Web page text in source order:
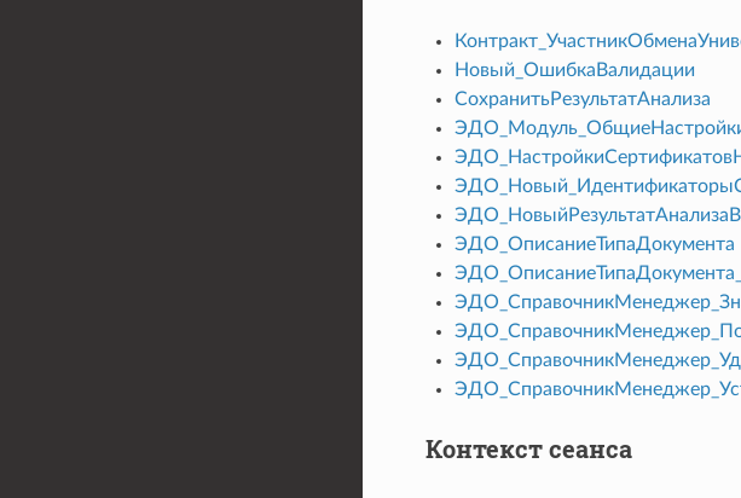
Новый_ОшибкаВалидации
СохранитьРезультатАнализа
ЭДО_ОписаниеТипаДокумента
Контекст сеанса